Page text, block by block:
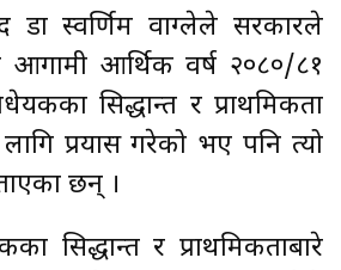
डा स्वर्णिम वाग्लेले सरकारले
आर्थिक वर्ष २०८०/८१
सिद्धान्त र प्राथमिकता
प्रयास गरेको भए पनि त्यो
छन् ।
सिद्धान्त र प्राथमिकताबारे